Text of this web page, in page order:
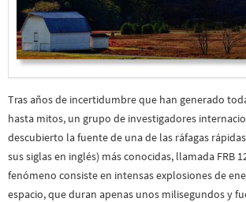
Tras años de incertidumbre que han generado
hasta mitos, un grupo de investigadores
descubierto la fuente de una de las ráfagas
sus siglas en inglés) más conocidas, llamada FRB
fenómeno consiste en intensas explosiones de
espacio, que duran apenas unos milisegundos y